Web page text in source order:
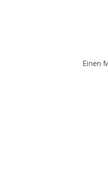
Einen